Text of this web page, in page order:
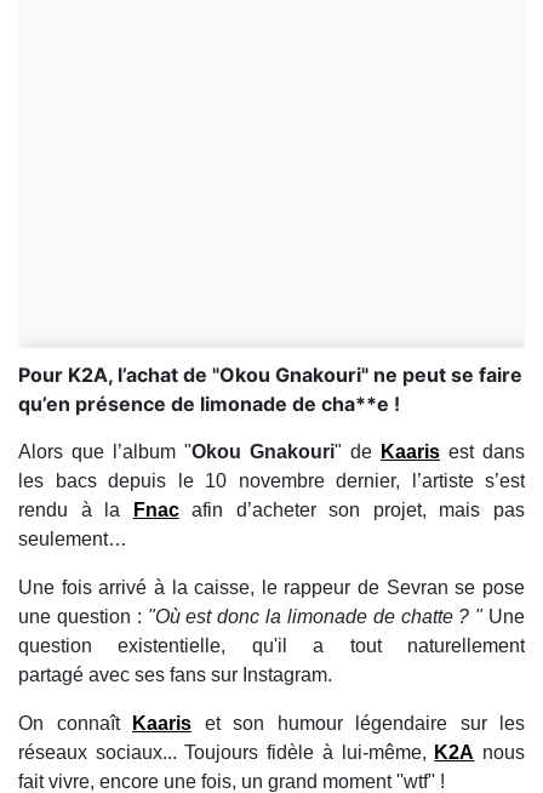
Pour K2A, l’achat de "Okou Gnakouri" ne peut se faire
qu’en présence de limonade de cha**e !
Alors que l’album "Okou Gnakouri" de Kaaris est dans
les bacs depuis le 10 novembre dernier, l’artiste s’est
rendu à la
Fnacafin d’acheter son projet, mais pas
seulement…
Une fois arrivé à la caisse, le rappeur de Sevran se pose
une question : "Où est donc la limonade de chatte ? "Une
question existentielle, qu'il a tout naturellement
partagé avec ses fans sur Instagram.
On connaît Kaaris et son humour légendaire sur les
réseaux sociaux... Toujours fidèle à lui-même, K2A nous
fait vivre, encore une fois, un grand moment ''wtf'' !